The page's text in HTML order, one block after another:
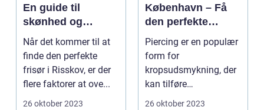
En guide til
skønhed og
velvære
Når det kommer til at
finde den perfekte
frisør i Risskov, er der
flere faktorer at ove...
26 oktober 2023
København – Få
den perfekte
kropsudsmykning
Piercing er en populær
form for
kropsudsmykning, der
kan tilføre
personlighed og stil til
26 oktober 2023